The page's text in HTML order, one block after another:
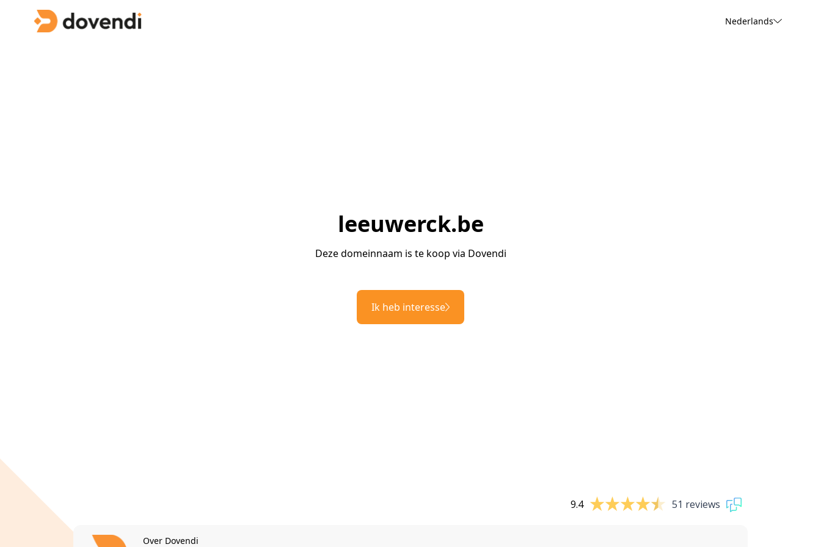
Nederlands
leeuwerck.be
Deze domeinnaam is te koop via Dovendi
Ik heb interesse
9.4 51 reviews
Over Dovendi